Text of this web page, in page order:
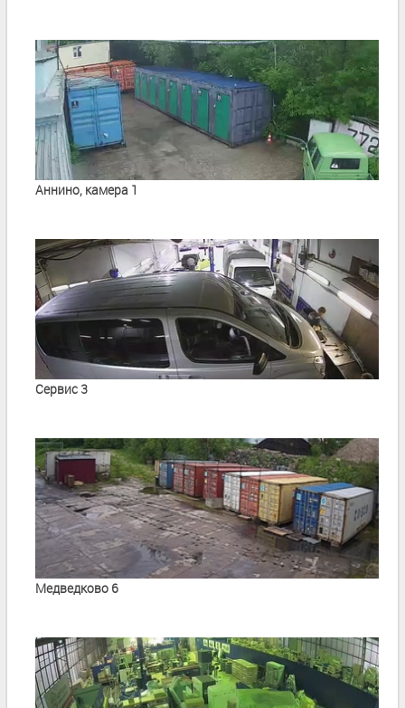
Аннино, камера 1
Сервис 3
Медведково 6